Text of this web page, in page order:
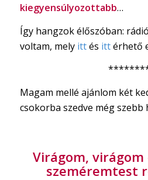
kiegyensúlyozottabb…
Így hangzok élőszóban:
voltam, mely ittés ittérhető
Magam mellé ajánlom két
csokorba szedve még szebb
Virágom, virágom
szeméremtest